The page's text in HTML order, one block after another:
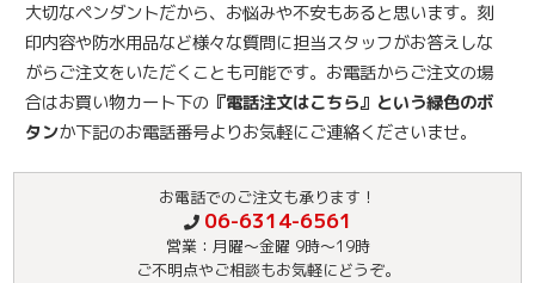
大切なペンダントだから、お悩みや不安もあると思います。刻
印内容や防水用品など様々な質問に担当スタッフがお答えしな
がらご注文をいただくことも可能です。お電話からご注文の場
合はお買い物カート下の 『電話注文はこちら』という緑色のボ
タンか下記のお電話番号よりお気軽にご連絡くださいませ。
お電話でのご注文も承ります！
06-6314-6561
営業：月曜～金曜 9時～19時
ご不明点やご相談もお気軽にどうぞ。